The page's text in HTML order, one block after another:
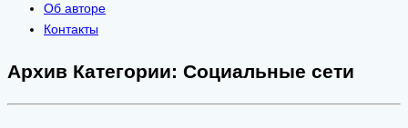
Об авторе
Контакты
Архив Категории: Социальные сети